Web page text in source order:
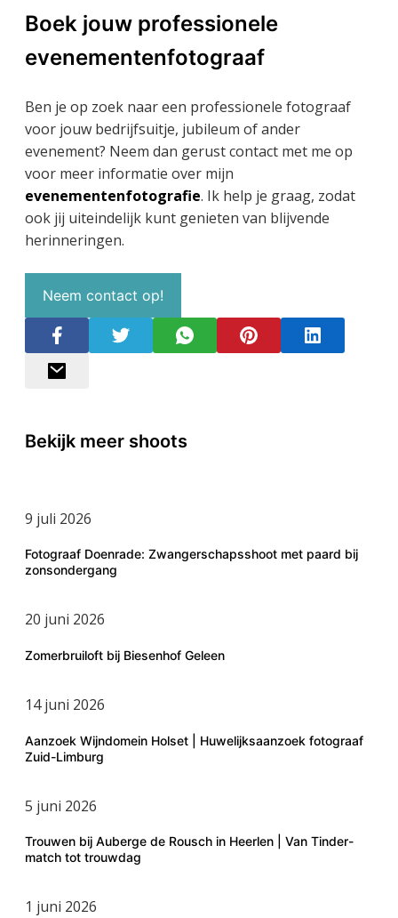
Boek jouw professionele
evenementenfotograaf
Ben je op zoek naar een professionele fotograaf
voor jouw bedrijfsuitje, jubileum of ander
evenement? Neem dan gerust contact met me op
voor meer informatie over mijn
evenementenfotografie. Ik help je graag, zodat
ook jij uiteindelijk kunt genieten van blijvende
herinneringen.
Neem contact op!
Bekijk meer shoots
9 juli 2026
Fotograaf Doenrade: Zwangerschapsshoot met paard bij
zonsondergang
20 juni 2026
Zomerbruiloft bij Biesenhof Geleen
14 juni 2026
Aanzoek Wijndomein Holset | Huwelijksaanzoek fotograaf
Zuid-Limburg
5 juni 2026
Trouwen bij Auberge de Rousch in Heerlen | Van Tinder-
match tot trouwdag
1 juni 2026